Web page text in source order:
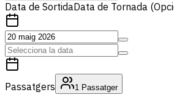
Data de SortidaData de Tornada
Passatgers 1 Passatger